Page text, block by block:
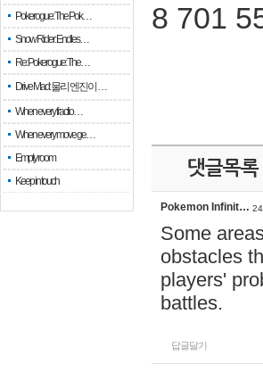
Pokerogue: The Pok…
Snow Rider: Endles…
Re: Pokerogue: The…
Drive Mad: 물리 엔진이 …
When every fractio…
When every move ge…
Empty room
Keep in touch
8 701
댓글목록
Pokemon Infinit…
Some
obstacles
players'
battles.
답글달기